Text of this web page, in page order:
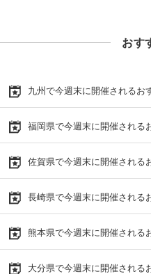
おす
九州で今週末に開催されるお
福岡県で今週末に開催される
佐賀県で今週末に開催される
長崎県で今週末に開催される
熊本県で今週末に開催される
大分県で今週末に開催される